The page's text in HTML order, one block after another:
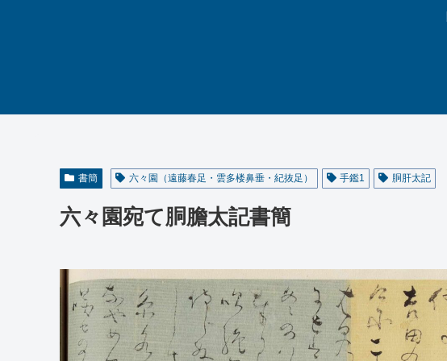
書簡 六々園（遠藤春足・雲多楼鼻垂・紀抜足） 手鑑1 胴肝太記
六々園宛て胴膽太記書簡